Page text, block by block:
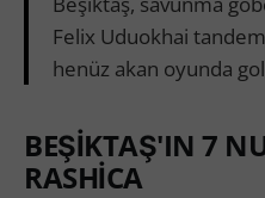
Felix Uduokhai
henüz akan oyunda
BEŞİKTAŞ'IN 7
RASHİCA